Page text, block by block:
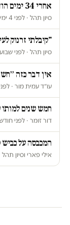
אחרי 34 ימים הודיעה המדינה לבג"ץ: אין עילה להחזיק בגופתו של סאמי ג'עסוס
סיון תהל · לפני 4 ימים
"קיבלתי זרנוק
סיון תהל · לפני
אין דבר כזה
עו״ד עמית מור ·
חמש שנים
דור זומר · לפני
המכבסה על כביש 60: כך החתן של סטרוק גורף אלפי שקלים ממפלגת ״הציונות הדתית״
אילי פארי וסיון תהל · לפני